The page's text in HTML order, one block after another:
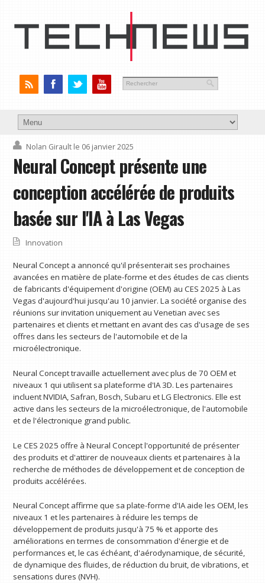
Nolan Girault le 06 janvier 2025
Neural Concept présente une
conception accélérée de produits
basée sur l'IA à Las Vegas
Innovation
Neural Concept a annoncé qu'il présenterait ses prochaines
avancées en matière de plate-forme et des études de cas clients
de fabricants d'équipement d'origine (OEM) au CES 2025 à Las
Vegas d'aujourd'hui jusqu'au 10 janvier. La société organise des
réunions sur invitation uniquement au Venetian avec ses
partenaires et clients et mettant en avant des cas d'usage de ses
offres dans les secteurs de l'automobile et de la
microélectronique.
Neural Concept travaille actuellement avec plus de 70 OEM et
niveaux 1 qui utilisent sa plateforme d'IA 3D. Les partenaires
incluent NVIDIA, Safran, Bosch, Subaru et LG Electronics. Elle est
active dans les secteurs de la microélectronique, de l'automobile
et de l'électronique grand public.
Le CES 2025 offre à Neural Concept l'opportunité de présenter
des produits et d'attirer de nouveaux clients et partenaires à la
recherche de méthodes de développement et de conception de
produits accélérées.
Neural Concept affirme que sa plate-forme d'IA aide les OEM, les
niveaux 1 et les partenaires à réduire les temps de
développement de produits jusqu'à 75 % et apporte des
améliorations en termes de consommation d'énergie et de
performances et, le cas échéant, d'aérodynamique, de sécurité,
de dynamique des fluides, de réduction du bruit, de vibrations, et
sensations dures (NVH).